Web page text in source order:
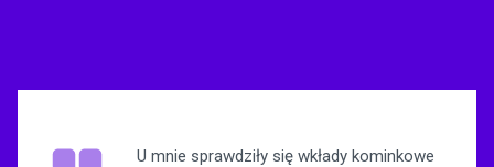
U mnie sprawdziły się wkłady kominkowe